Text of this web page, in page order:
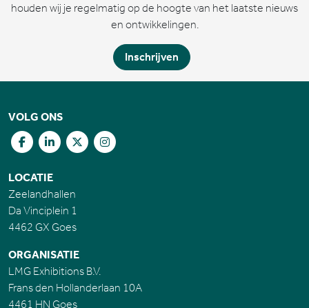
houden wij je regelmatig op de hoogte van het laatste nieuws
en ontwikkelingen.
Inschrijven
VOLG ONS
LOCATIE
Zeelandhallen
Da Vinciplein 1
4462 GX Goes
ORGANISATIE
LMG Exhibitions B.V.
Frans den Hollanderlaan 10A
4461 HN Goes